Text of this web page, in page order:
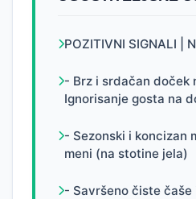
POZITIVNI SIGNALI |
- Brz i srdačan doček
Ignorisanje gosta na
- Sezonski i koncizan
meni (na stotine jela)
- Savršeno čiste čaše